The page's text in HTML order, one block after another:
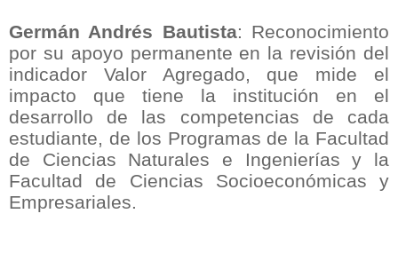
Germán Andrés Bautista: Reconocimiento
por su apoyo permanente en la revisión del
indicador Valor Agregado, que mide el
impacto que tiene la institución en el
desarrollo de las competencias de cada
estudiante, de los Programas de la Facultad
de Ciencias Naturales e Ingenierías y la
Facultad de Ciencias Socioeconómicas y
Empresariales.